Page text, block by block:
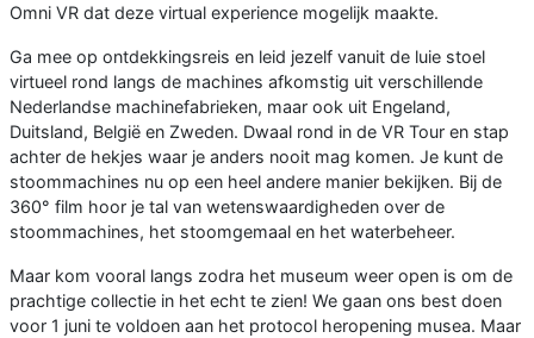
Omni VR dat deze virtual experience mogelijk maakte.
Ga mee op ontdekkingsreis en leid jezelf vanuit de luie stoel
virtueel rond langs de machines afkomstig uit verschillende
Nederlandse machinefabrieken, maar ook uit Engeland,
Duitsland, België en Zweden. Dwaal rond in de VR Tour en stap
achter de hekjes waar je anders nooit mag komen. Je kunt de
stoommachines nu op een heel andere manier bekijken. Bij de
360° film hoor je tal van wetenswaardigheden over de
stoommachines, het stoomgemaal en het waterbeheer.
Maar kom vooral langs zodra het museum weer open is om de
prachtige collectie in het echt te zien! We gaan ons best doen
voor 1 juni te voldoen aan het protocol heropening musea. Maar